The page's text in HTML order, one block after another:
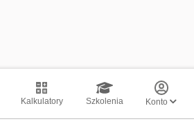
Kalkulatory Szkolenia Konto